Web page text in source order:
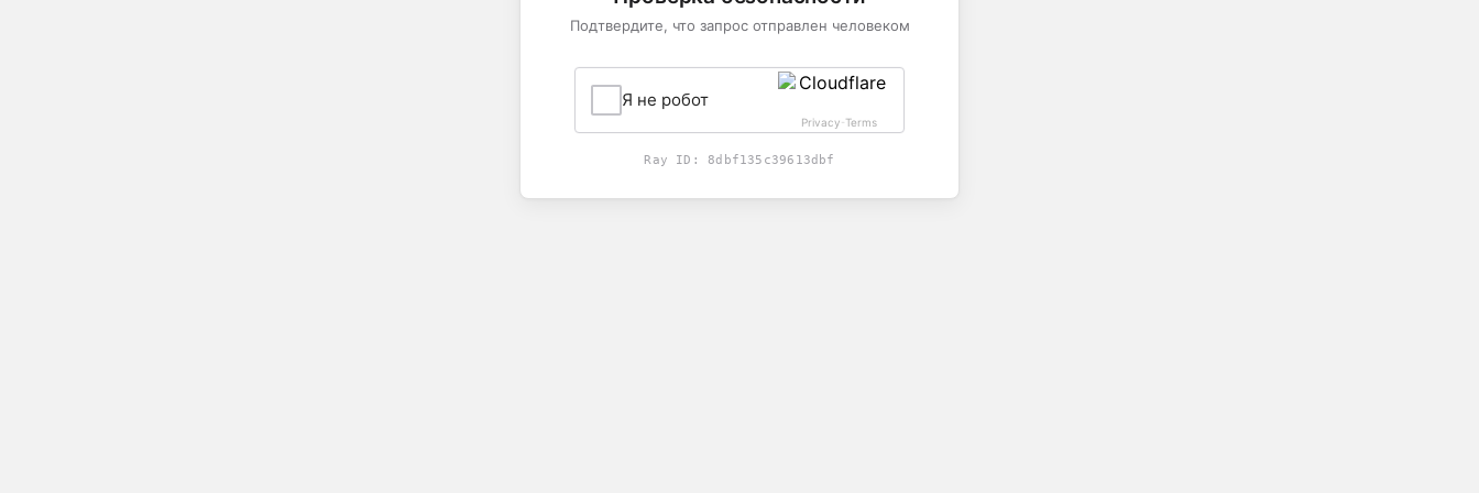
Подтвердите, что запрос отправлен человеком
Я не робот
Privacy-Terms
Ray ID:8dbf135c39613dbf